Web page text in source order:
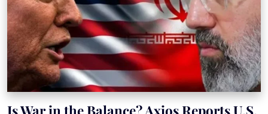
Is War in the Balance? Axios Reports U.S.